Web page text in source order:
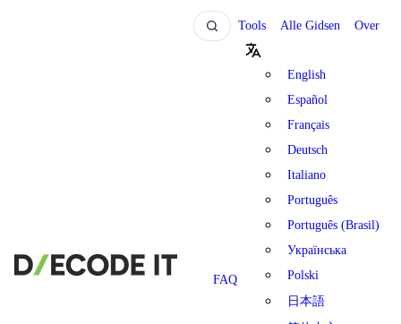
Tools Alle Gidsen Over
FAQ
English
Español
Français
Deutsch
Italiano
Português
Português (Brasil)
Українська
Polski
日本語